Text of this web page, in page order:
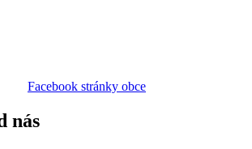
Facebook stránky obce
nás